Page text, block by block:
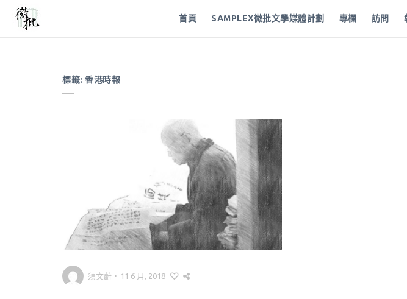
首頁 SAMPLEX微批文學媒體計劃 專欄 訪問
標籤: 香港時報
須文蔚 • 11 6 月, 2018